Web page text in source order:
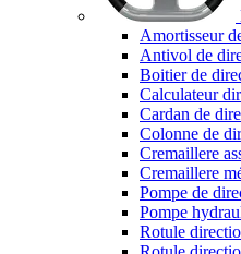
Amortisseur
Antivol de
Boitier de
Calculateur
Cardan de
Colonne de
Cremaillere
Cremaillere
Pompe de
Pompe
Rotule